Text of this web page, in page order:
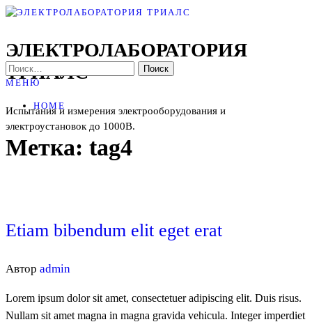
Перейти
содержимому
ЭЛЕКТРОЛАБОРАТОРИЯ
ТРИАЛС
Испытания и измерения электрооборудования и
электроустановок до 1000В.
НАЙТИ:
МЕНЮ
HOME
Метка: tag4
Etiam bibendum elit eget erat
Автор admin
Lorem ipsum dolor sit amet, consectetuer adipiscing elit. Duis risus.
Nullam sit amet magna in magna gravida vehicula. Integer imperdiet